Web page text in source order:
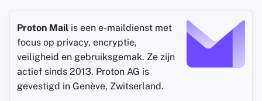
Proton Mail is een e-maildienst met
focus op privacy, encryptie,
veiligheid en gebruiksgemak. Ze zijn
actief sinds 2013. Proton AG is
gevestigd in Genève, Zwitserland.